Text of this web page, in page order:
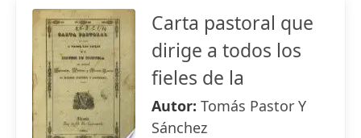
Carta pastoral que
dirige a todos los
fieles de la
Autor: Tomás Pastor Y
Sánchez